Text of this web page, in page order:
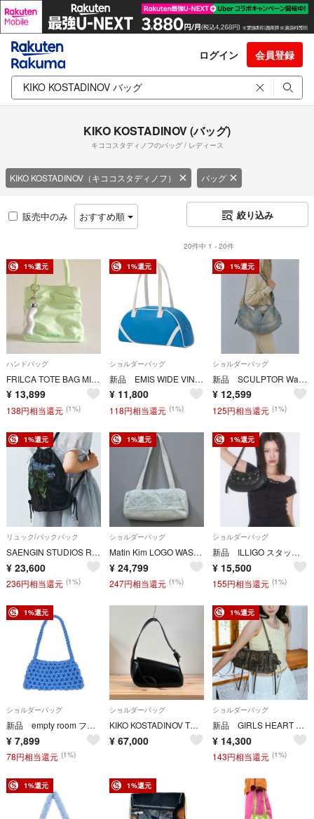
ログイン 会員登録
KIKO KOSTADINOV (バッグ)
キココスタディノフのバッグ / レディース
KIKO KOSTADINOV（キココスタディノフ） バッグ
販売中のみ おすすめ順 絞り込み
20件中 1 - 20件
1%還元
ハンドバッグ
FRILCA TOTE BAG MINT トートバッグ ミント ショルダーバッグ
¥ 13,899
138円相当還元 (1%)
1%還元
ショルダーバッグ
新品 EMIS WIDE VINTAGE TOTE BAG Y2K バッグ
¥ 11,800
118円相当還元 (1%)
1%還元
ショルダーバッグ
新品 SCULPTOR Washed Denim Duffle Bag Blue
¥ 12,599
125円相当還元 (1%)
1%還元
リュック/バックパック
SAENGIN STUDIOS ROSE BACKPAC.K ナップサック バラ
¥ 23,600
236円相当還元 (1%)
1%還元
ショルダーバッグ
Matin Kim LOGO WASHED DENIM DUFFEL BAG
¥ 24,799
247円相当還元 (1%)
1%還元
ショルダーバッグ
新品 ILLIGO スタッズ オーナメント ホーボーバッグ wishcore
¥ 15,500
155円相当還元 (1%)
1%還元
ショルダーバッグ
新品 empty room フルーツネットホーボーバッグ ブルー ウィッシュコア
¥ 7,899
78円相当還元 (1%)
ショルダーバッグ
KIKO KOSTADINOV TRIVIA LEATHER BAG キコ 極美
¥ 67,000
1%還元
ショルダーバッグ
新品 GIRLS HEART ショルダーバッグ バレエコア ブラウン リボン
¥ 14,300
143円相当還元 (1%)
1%還元 1%還元